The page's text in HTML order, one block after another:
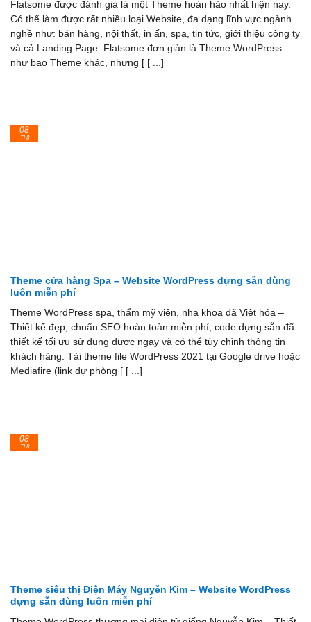
Flatsome được đánh giá là một Theme hoàn hảo nhất hiện nay.
Có thể làm được rất nhiều loại Website, đa dạng lĩnh vực ngành
nghề như: bán hàng, nội thất, in ấn, spa, tin tức, giới thiệu công ty
và cả Landing Page. Flatsome đơn giản là Theme WordPress
như bao Theme khác, nhưng [ [ ...]
Theme cửa hàng Spa – Website WordPress dựng sẵn dùng
luôn miễn phí
Theme WordPress spa, thẩm mỹ viện, nha khoa đã Việt hóa –
Thiết kế đẹp, chuẩn SEO hoàn toàn miễn phí, code dựng sẵn đã
thiết kế tối ưu sử dụng được ngay và có thể tùy chỉnh thông tin
khách hàng. Tải theme file WordPress 2021 tại Google drive hoặc
Mediafire (link dự phòng [ [ ...]
08
Th8
Theme siêu thị Điện Máy Nguyễn Kim – Website WordPress
dựng sẵn dùng luôn miễn phí
08
Th8